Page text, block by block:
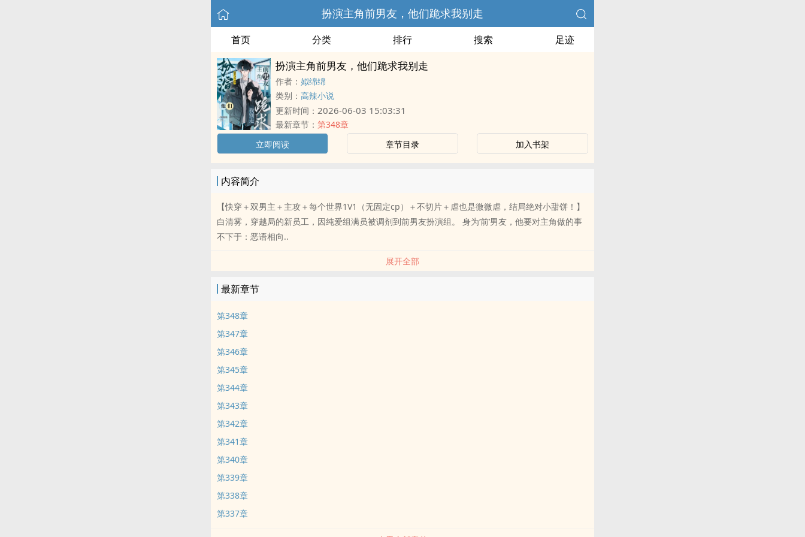
扮演主角前男友，他们跪求我别走
首页 分类 排行 搜索 足迹
扮演主角前男友，他们跪求我别走
作者： 姒绵绵
类别： 高辣小说
更新时间： 2026-06-03 15:03:31
最新章节： 第348章
立即阅读
章节目录 加入书架
内容简介
【快穿＋双男主＋主攻＋每个世界1V1（无固定cp）＋不切片＋虐也是微微虐，结局绝对小甜饼！】
白清雾，穿越局的新员工，因纯爱组满员被调剂到前男友扮演组。 身为‘前’男友，他要对主角做的事
不下于：恶语相向..
展开全部
最新章节
第348章
第347章
第346章
第345章
第344章
第343章
第342章
第341章
第340章
第339章
第338章
第337章